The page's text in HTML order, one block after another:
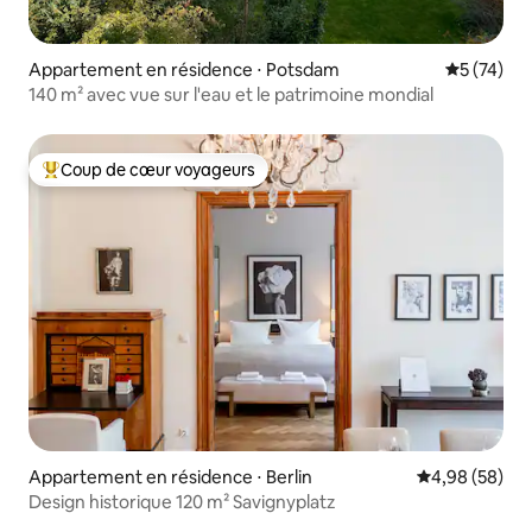
Appartement en résidence ⋅ Potsdam
5 (74)
140 m² avec vue sur l'eau et le patrimoine mondial
Coups de cœur voyageurs les plus appréciés
Coup de cœur voyageurs
Appartement en résidence ⋅ Berlin Évaluation
4,98 (58)
Design historique 120 m² Savignyplatz